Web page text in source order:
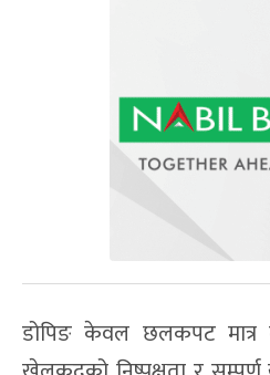
डोपिङ केवल छलकपट मात्र